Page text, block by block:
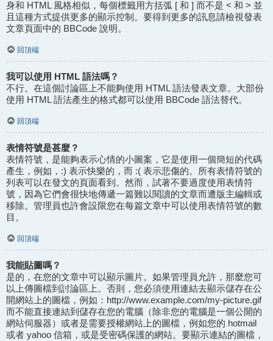
身和 HTML 風格相似，每個標籤用方括弧 [ 和 ] 而不是 < 和 > 並
且這種方式提供更多的顯示控制。要得到更多的訊息請檢視發表
文章頁面中的 BBCode 說明。
回頂端
我可以使用 HTML 語法嗎？
不行。在這個討論區上不能夠使用 HTML 語法發表文章。大部份
使用 HTML 語法產生的格式都可以使用 BBCode 語法替代。
回頂端
表情符號是甚麼？
表情符號，是能夠表示心情的小圖案，它是使用一個簡短的代碼
產生，例如，:) 表示快樂的，而 :( 表示悲傷的。所有表情符號的
列表可以在發文的頁面看到。然而，試著不要過度使用表情符
號，因為它們會很快地傳遞一篇難以閱讀的文章而遭版主編輯或
移除。管理員也許會設限您在每篇文章中可以使用表情符號的數
目。
回頂端
我能貼圖嗎？
是的，在您的文章中可以顯示圖片。如果管理員允許，那麼您可
以上傳圖檔到討論區上。否則，您必須使用連結去顯示儲存在公
開網站上的圖檔，例如：http://www.example.com/my-picture.gif
而不能直接連結到儲存在您的電腦（除非您的電腦是一個公開的
網站伺服器）或者是需要授權網站上的圖檔，例如您的 hotmail
或者 yahoo 信箱，或是受密碼保護的網站。要顯示連結的圖檔，